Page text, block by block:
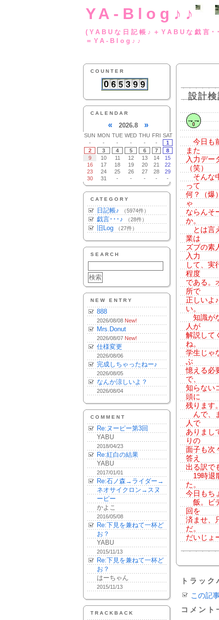
YA-Blog♪♪
(YABUな日記帳♪
＝YA-Blog♪♪
COUNTER
CALENDAR
« 2026.8 »
SUN MON TUE WED THU FRI SAT
-
- - - - -
1
2
3 4 5 6 7
8
9
10 11 12 13 14
15
16
17 18 19 20 21
22
23
24 25 26 27 28
29
30
31 - - - - -
CATEGORY
日記帳♪ （5974件）
戯言･･･♪ （28件）
旧Log （27件）
SEARCH
NEW ENTRY
888
2026/08/08 New!
Mrs.Donut
2026/08/07 New!
仕様変更
2026/08/06
完成しちゃったねー♪
2026/08/05
なんか涼しいよ？
2026/08/04
COMMENT
Re:ヌーピー第3回
YABU
2018/04/23
Re:紅白の結果
YABU
2017/01/01
Re:石ノ森→ライダー→
ネオサイクロン→スヌ
ーピー
かよこ
2016/05/08
Re:下見を兼ねて一杯ど
お？
YABU
2015/11/13
Re:下見を兼ねて一杯ど
お？
はーちゃん
2015/11/13
TRACKBACK
設計
今日も
また
入力デ
（笑）
そんな
って
何？（爆
ゃ
ならんそ
か。
とは言
業は
ズブの素
入力
して、実
程度
である。
所で
正しいよ
い。
知識が
人が
解説して
ね。
学生じゃ
ぶ
憶える必
で、
知らない
頭に
残ります
んで、
人で
ありまし
りの
面子も次
答え
出る訳で
19時退
た。
今日もち
飯。ビ
回を
済ませ、
だ。
だいじょ
トラッ
この記
コメント